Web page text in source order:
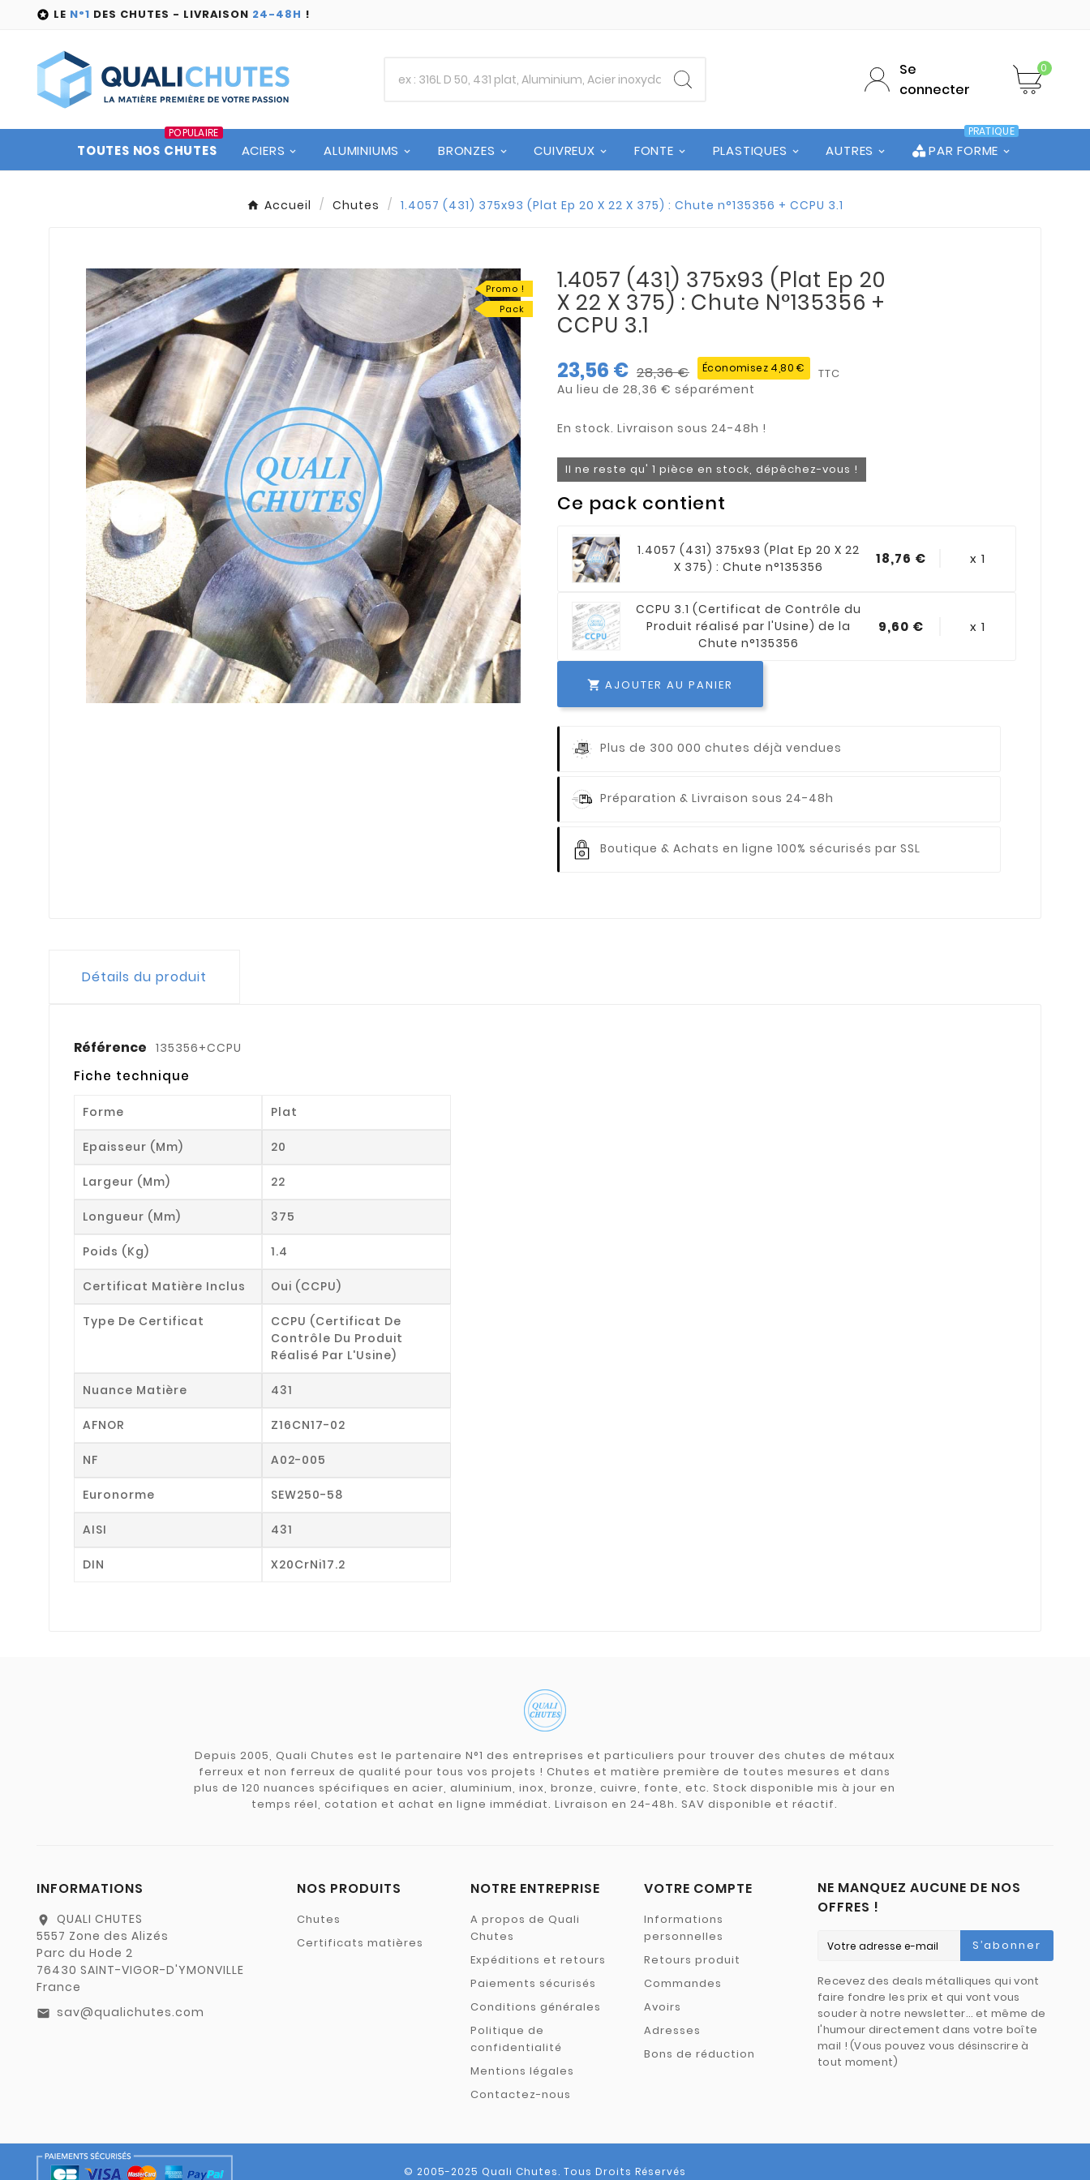
 LE N°1 DES CHUTES - LIVRAISON 24-48H !
Se
connecter
0
TOUTES NOS CHUTES
POPULAIRE
ACIERS ALUMINIUMS BRONZES CUIVREUX FONTE PLASTIQUES AUTRES PAR FORME
PRATIQUE
Accueil Chutes 1.4057 (431) 375x93 (Plat Ep 20 X 22 X 375) : Chute n°135356 + CCPU 3.1
Promo !
Pack
1.4057 (431) 375x93 (Plat Ep 20
X 22 X 375) : Chute N°135356 +
CCPU 3.1
23,56 € 28,36 € Économisez 4,80 € TTC
Au lieu de 28,36 €
Il ne reste qu' 1 pièce en stock, dépêchez-vous !
Ce pack contient
1.4057 (431) 375x93 (Plat Ep 20 X 22
X 375) : Chute n°135356
18,76 € x 1
CCPU 3.1 (Certificat de Contrôle du
Produit réalisé par l'Usine) de la
Chute n°135356
9,60 € x 1
 AJOUTER AU PANIER
Plus de 300 000 chutes déjà vendues
Préparation & Livraison sous 24-48h
Boutique & Achats en ligne 100% sécurisés par SSL
Détails du produit
Référence 135356+CCPU
Fiche technique
Forme Plat
Epaisseur (mm) 20
Largeur (mm) 22
Longueur (mm) 375
Poids (kg) 1.4
Certificat Matière Inclus Oui (CCPU)
Type De Certificat
CCPU (Certificat De
Contrôle Du Produit
Réalisé Par L'Usine)
Nuance Matière 431
AFNOR Z16CN17-02
NF A02-005
Euronorme SEW250-58
AISI 431
DIN X20CrNi17.2
Depuis 2005, Quali Chutes est le partenaire N°1 des entreprises et particuliers pour trouver des chutes de métaux
ferreux et non ferreux de qualité pour tous vos projets ! Chutes et matière première de toutes mesures et dans
plus de 120 nuances spécifiques en acier, aluminium, inox, bronze, cuivre, fonte, etc. Stock disponible mis à jour en
temps réel, cotation et achat en ligne immédiat. Livraison en 24-48h. SAV disponible et réactif.
INFORMATIONS
location_on
QUALI CHUTES
5557 Zone des Alizés
Parc du Hode 2
76430 SAINT-VIGOR-D'YMONVILLE
France
email sav@qualichutes.com
NOS PRODUITS
Chutes
Certificats matières
NOTRE ENTREPRISE
A propos de Quali
Chutes
Expéditions et retours
Paiements sécurisés
Conditions générales
Politique de
confidentialité
Mentions légales
Contactez-nous
VOTRE COMPTE
Informations
personnelles
Retours produit
Commandes
Avoirs
Adresses
Bons de réduction
NE MANQUEZ AUCUNE DE NOS
OFFRES !
S’abonner
Recevez des deals métalliques qui vont
faire fondre les prix et qui vont vous
souder à notre newsletter… et même de
l'humour directement dans votre boîte
mail ! (Vous pouvez vous désinscrire à
tout moment)
© 2005-2025 Quali Chutes. Tous Droits Réservés